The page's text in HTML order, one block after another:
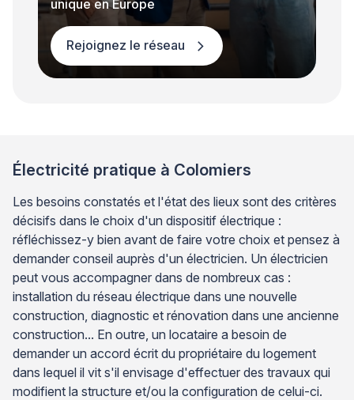
unique en Europe
Rejoignez le réseau
Électricité pratique à Colomiers
Les besoins constatés et l'état des lieux sont des critères
décisifs dans le choix d'un dispositif électrique :
réfléchissez-y bien avant de faire votre choix et pensez à
demander conseil auprès d'un électricien. Un électricien
peut vous accompagner dans de nombreux cas :
installation du réseau électrique dans une nouvelle
construction, diagnostic et rénovation dans une ancienne
construction... En outre, un locataire a besoin de
demander un accord écrit du propriétaire du logement
dans lequel il vit s'il envisage d'effectuer des travaux qui
modifient la structure et/ou la configuration de celui-ci.